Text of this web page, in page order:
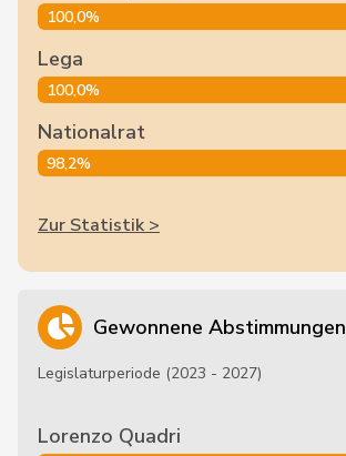
100,0%
Lega
100,0%
Nationalrat
98,2%
Zur Statistik >
Gewonnene Abstimmungen
Legislaturperiode (2023 - 2027)
Lorenzo Quadri